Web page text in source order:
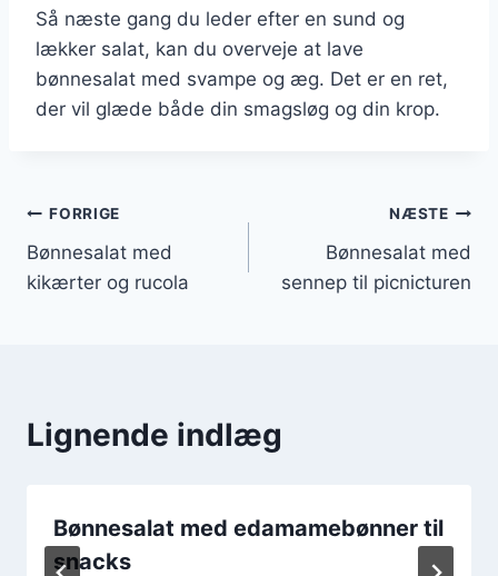
Så næste gang du leder efter en sund og
lækker salat, kan du overveje at lave
bønnesalat med svampe og æg. Det er en ret,
der vil glæde både din smagsløg og din krop.
Indlægsnavigation
FORRIGE
Bønnesalat med
kikærter og rucola
NÆSTE
Bønnesalat med
sennep til picnicturen
Lignende indlæg
Bønnesalat med edamamebønner til
snacks